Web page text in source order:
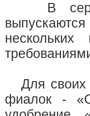
В серии
Для своих
фиалок -